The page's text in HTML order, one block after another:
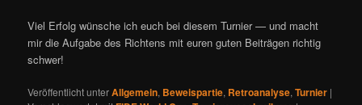
Viel Erfolg wünsche ich euch bei diesem Turnier — und macht
mir die Aufgabe des Richtens mit euren guten Beiträgen richtig
schwer!
Veröffentlicht unterAllgemein, Beweispartie, Retroanalyse,Turnier |